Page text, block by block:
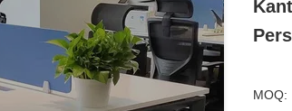
MOQ: